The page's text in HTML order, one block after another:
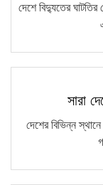
দেশে বিদ্যুতের ঘাটতির
সারা
দেশের বিভিন্ন